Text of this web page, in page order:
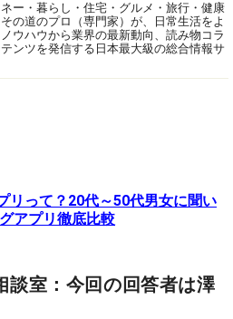
ネー・暮らし・住宅・グルメ・旅行・健康
の道のプロ（専門家）が、日常生活をよ
ウハウから業界の最新動向、読み物コラ
ンツを発信する日本最大級の総合情報サ
リって？20代～50代男女に聞い
アプリ徹底比較
談室：今回の回答者は澤